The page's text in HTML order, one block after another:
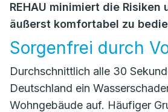
REHAU minimiert die
äußerst komfortabel zu
Sorgenfrei durch
Durchschnittlich alle 30
Deutschland ein
Wohngebäude auf. Häufiger